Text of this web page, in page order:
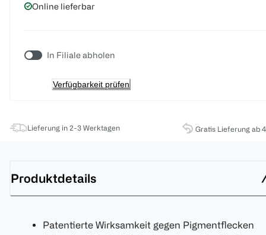
Online lieferbar
In Filiale abholen
Verfügbarkeit prüfen
Lieferung in 2-3 Werktagen Gratis Lieferung ab
Produktdetails
Patentierte Wirksamkeit gegen Pigmentflecken